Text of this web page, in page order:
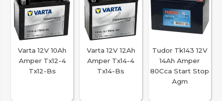
Varta 12V 10Ah
Amper Tx12-4
Tx12-Bs
Varta 12V 12Ah
Amper Tx14-4
Tx14-Bs
Tudor Tk143 12V
14Ah Amper
80Cca Start Stop
Agm